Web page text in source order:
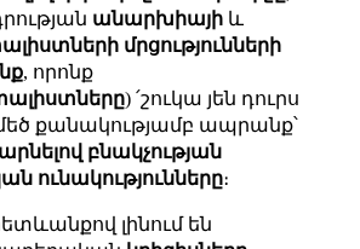
անարխիայիև
մրցությունների
, որոնք
) ՛շուկա յեն դուրս
քանակությամբ ապրանք՝
բնակչության
ունակությունները։
լինում են